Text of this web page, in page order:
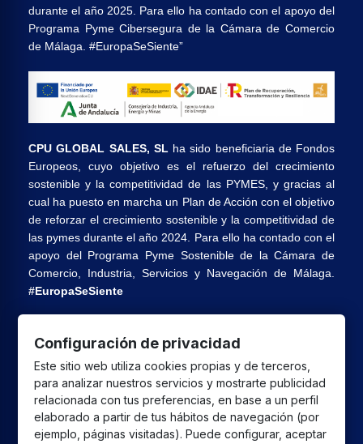
durante el año 2025. Para ello ha contado con el apoyo del
Programa Pyme Cibersegura de la Cámara de Comercio
de Málaga. #EuropaSeSiente”
CPU GLOBAL SALES, SL ha sido beneficiaria de Fondos
Europeos, cuyo objetivo es el refuerzo del crecimiento
sostenible y la competitividad de las PYMES, y gracias al
cual ha puesto en marcha un Plan de Acción con el objetivo
de reforzar el crecimiento sostenible y la competitividad de
las pymes durante el año 2024. Para ello ha contado con el
apoyo del Programa Pyme Sostenible de la Cámara de
Comercio, Industria, Servicios y Navegación de Málaga.
#EuropaSeSiente
CPU GLOBAL SALES SL ha recibido una ayuda de la
Unión Europea con cargo al Programa FEDER Andalucía
2021-2027 destinada a mejorar la competitividad y la
digitalización del sector comercial y artesano en Andalucía,
cuyo objetivo principal es la realización de proyectos para
Configuración de privacidad
Este sitio web utiliza cookies propias y de terceros,
para analizar nuestros servicios y mostrarte publicidad
relacionada con tus preferencias, en base a un perfil
elaborado a partir de tus hábitos de navegación (por
ejemplo, páginas visitadas). Puede configurar, aceptar